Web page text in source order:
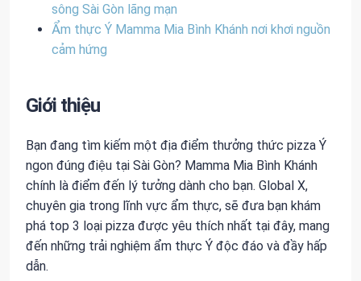
sông Sài Gòn lãng mạn
Ẩm thực Ý Mamma Mia Bình Khánh nơi khơi nguồn
cảm hứng
Giới thiệu
Bạn đang tìm kiếm một địa điểm thưởng thức pizza Ý
ngon đúng điệu tại Sài Gòn? Mamma Mia Bình Khánh
chính là điểm đến lý tưởng dành cho bạn. Global X,
chuyên gia trong lĩnh vực ẩm thực, sẽ đưa bạn khám
phá top 3 loại pizza được yêu thích nhất tại đây, mang
đến những trải nghiệm ẩm thực Ý độc đáo và đầy hấp
dẫn.